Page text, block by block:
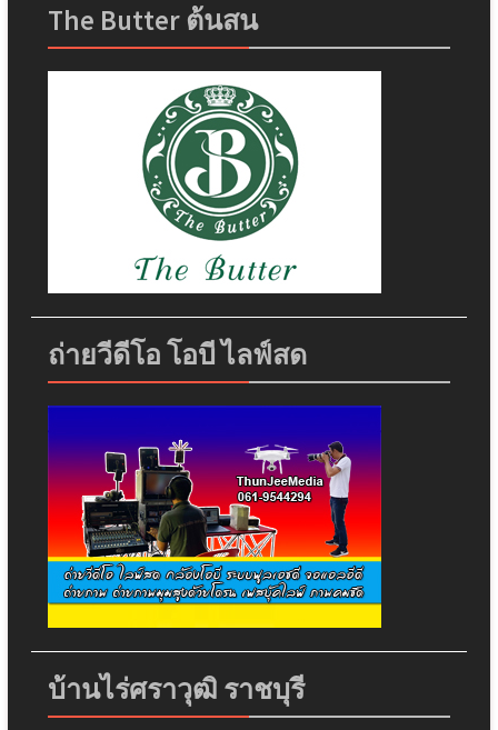
The Butter ต้นสน
ถ่ายวีดีโอ โอบี ไลฟ์สด
บ้านไร่ศราวุฒิ ราชบุรี